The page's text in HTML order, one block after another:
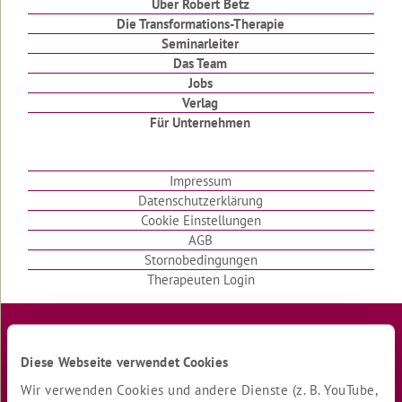
Diese Webseite verwendet Cookies
Wir verwenden Cookies und andere Dienste (z. B. YouTube,
Schweigen
brachte
Klomeditation
war
schnell
gefahren
Das
Geheimnis
der
Herz
und
Über Robert Betz
Die Transformations-Therapie
Seminarleiter
Das Team
Jobs
Verlag
Für Unternehmen
Impressum
Datenschutzerklärung
Cookie Einstellungen
AGB
Stornobedingungen
Therapeuten Login